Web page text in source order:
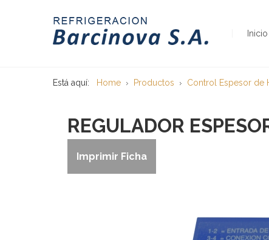
Inicio
Está aquí: Home Productos Control Espesor de
REGULADOR
Imprimir Ficha